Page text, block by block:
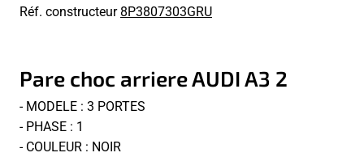
Réf. constructeur8P3807303GRU
Pare choc arriere AUDI A3 2
- MODELE : 3 PORTES
- PHASE : 1
- COULEUR : NOIR